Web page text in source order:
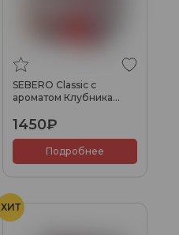
SEBERO Classic с
ароматом Клубника
1450₽
Подробнее
ХИТ